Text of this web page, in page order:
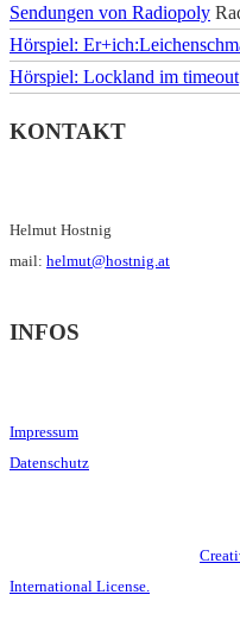
Sendungen von Radiopoly
Hörspiel:
Hörspiel: Lockland im timeout
KONTAKT
Helmut Hostnig
mail: helmut@hostnig.at
INFOS
Impressum
Datenschutz
International License.